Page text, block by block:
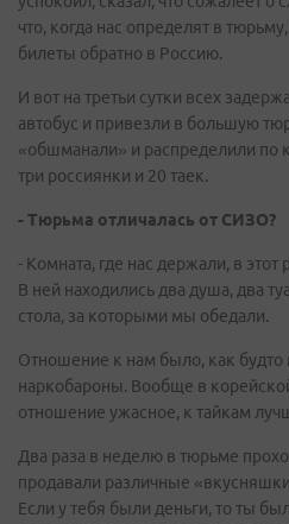
что, когда нас определят в
билеты обратно в Россию.
И вот на третьи сутки всех
автобус и привезли в большую
«обшманали» и распределили
три россиянки и 20 таек.
- Тюрьма отличалась от СИЗО?
- Комната, где нас держали, в этот
В ней находились два душа, два
стола, за которыми мы обедали.
Отношение к нам было, как будто
наркобароны. Вообще в
отношение ужасное, к тайкам
Два раза в неделю в тюрьме
продавали различные
Если у тебя были деньги, то ты